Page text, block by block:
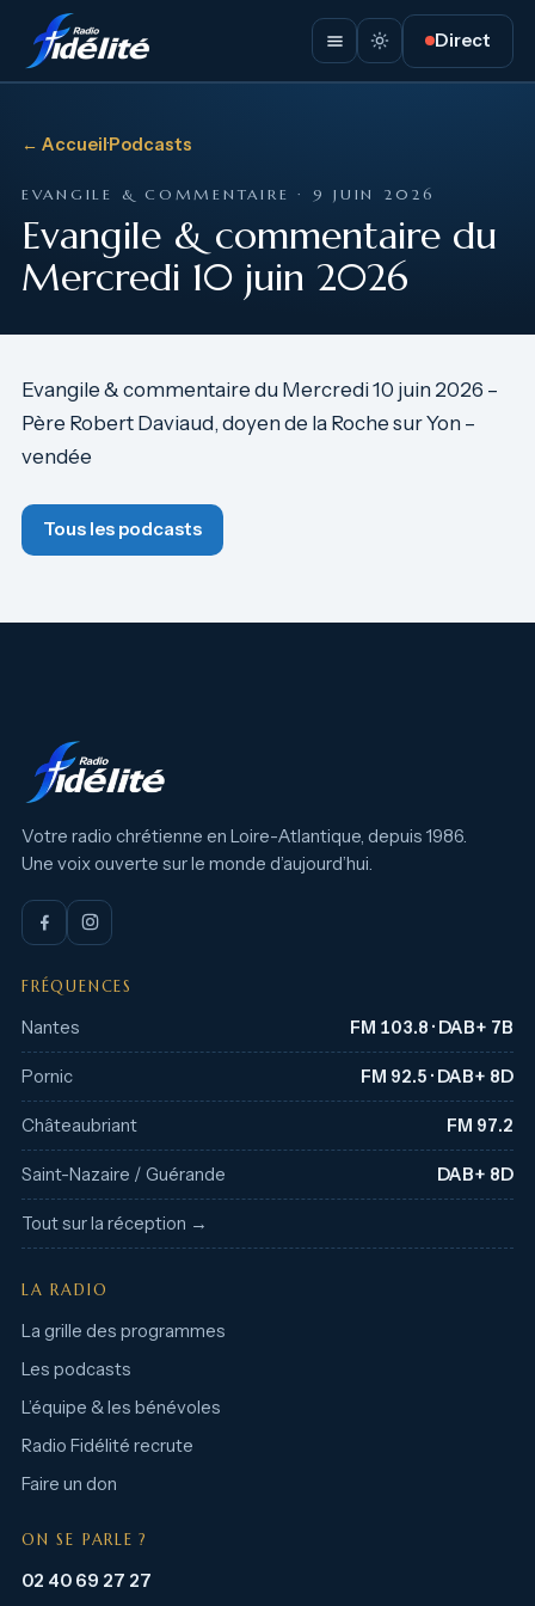
Direct
← Accueil·Podcasts
EVANGILE & COMMENTAIRE · 9 JUIN 2026
Evangile & commentaire du
Mercredi 10 juin 2026
Evangile & commentaire du Mercredi 10 juin 2026 –
Père Robert Daviaud, doyen de la Roche sur Yon –
vendée
Tous les podcasts
Votre radio chrétienne en Loire-Atlantique, depuis 1986.
Une voix ouverte sur le monde d’aujourd’hui.
FRÉQUENCES
Nantes FM 103.8 · DAB+ 7B
Pornic FM 92.5 · DAB+ 8D
Châteaubriant FM 97.2
Saint-Nazaire / Guérande DAB+ 8D
Tout sur la réception →
LA RADIO
La grille des programmes
Les podcasts
L’équipe & les bénévoles
Radio Fidélité recrute
Faire un don
ON SE PARLE ?
02 40 69 27 27